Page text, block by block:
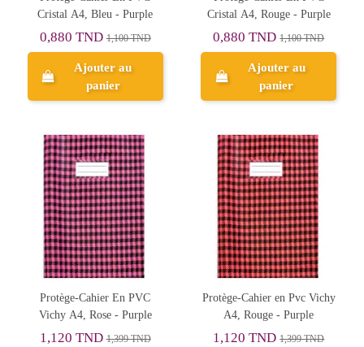
Cristal A4, Bleu - Purple
0,880 TND1,100 TND
Ajouter au
panier
Cristal A4, Rouge - Purple
0,880 TND1,100 TND
Ajouter au
panier
Protège-Cahier En PVC
Vichy A4, Rose - Purple
1,120 TND1,399 TND
Protège-Cahier en Pvc Vichy
A4, Rouge - Purple
1,120 TND1,399 TND